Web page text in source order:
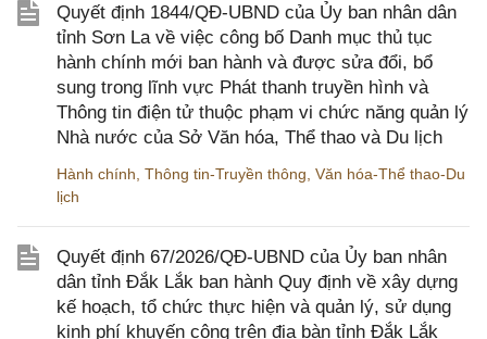
Quyết định 1844/QĐ-UBND của Ủy ban nhân dân
tỉnh Sơn La về việc công bố Danh mục thủ tục
hành chính mới ban hành và được sửa đổi, bổ
sung trong lĩnh vực Phát thanh truyền hình và
Thông tin điện tử thuộc phạm vi chức năng quản lý
Nhà nước của Sở Văn hóa, Thể thao và Du lịch
Hành chính Thông tin-Truyền thông Văn hóa-Thể thao-Du
lịch
Quyết định 67/2026/QĐ-UBND của Ủy ban nhân
dân tỉnh Đắk Lắk ban hành Quy định về xây dựng
kế hoạch, tổ chức thực hiện và quản lý, sử dụng
kinh phí khuyến công trên địa bàn tỉnh Đắk Lắk